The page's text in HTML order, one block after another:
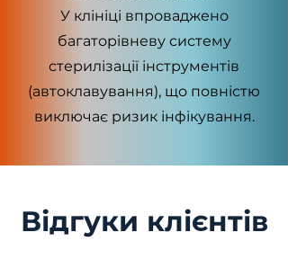
У клініці впроваджено
багаторівневу систему
стерилізації інструментів
(автоклавування), що повністю
виключає ризик інфікування.
Відгуки клієнтів